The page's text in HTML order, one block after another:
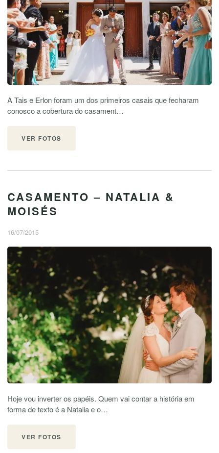
A Tais e Erlon foram um dos primeiros casais que fecharam
conosco a cobertura do casament…
VER FOTOS
CASAMENTO – NATALIA &
MOISÉS
16/07/2015
Hoje vou inverter os papéis. Quem vai contar a história em
forma de texto é a Natalia e o…
VER FOTOS